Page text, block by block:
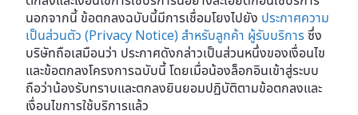
นอกจากนี้ ข้อตกลงฉบับนี้มีการเชื่อมโยงไปยัง ประกาศความ
เป็นส่วนตัว (Privacy Notice) สำหรับลูกค้า ผู้รับบริการซึ่ง
บริษัทถือเสมือนว่า ประกาศดังกล่าวเป็นส่วนหนึ่งของเงื่อนไข
และข้อตกลงโครงการฉบับนี้ โดยเมื่อน้องล็อกอินเข้าสู่ระบบ
ถือว่าน้องรับทราบและตกลงยินยอมปฏิบัติตามข้อตกลงและ
เงื่อนไขการใช้บริการแล้ว